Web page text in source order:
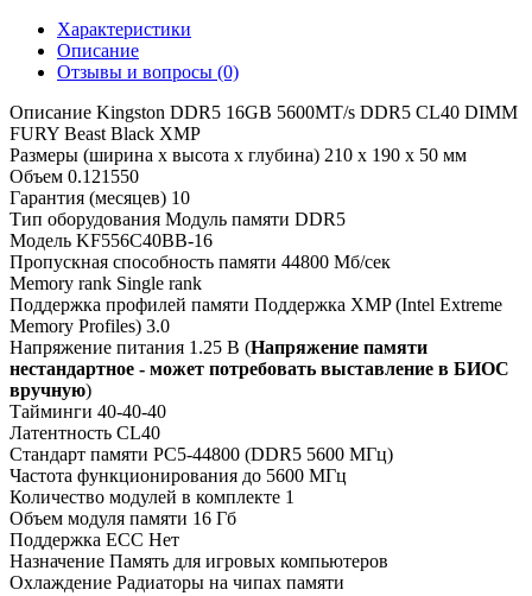
Характеристики
Описание
Отзывы и вопросы (0)
Описание Kingston DDR5 16GB 5600MT/s DDR5 CL40 DIMM
FURY Beast Black XMP
Размеры (ширина x высота x глубина) 210 х 190 х 50 мм
Объем 0.121550
Гарантия (месяцев) 10
Тип оборудования Модуль памяти DDR5
Модель KF556C40BB-16
Пропускная способность памяти 44800 Мб/сек
Memory rank Single rank
Поддержка профилей памяти Поддержка XMP (Intel Extreme
Memory Profiles) 3.0
Напряжение питания 1.25 В (Напряжение памяти
нестандартное - может потребовать выставление в БИОС
вручную)
Тайминги 40-40-40
Латентность CL40
Стандарт памяти PC5-44800 (DDR5 5600 МГц)
Частота функционирования до 5600 МГц
Количество модулей в комплекте 1
Объем модуля памяти 16 Гб
Поддержка ECC Нет
Назначение Память для игровых компьютеров
Охлаждение Радиаторы на чипах памяти